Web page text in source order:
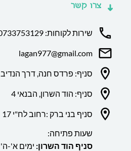
צרו קשר
שירות לקוחות: 0733753129
lagan977@gmail.com
סניף: פרדס חנה, דרך הנדיב 89
סניף: הוד השרון, הבנאי 4
סניף בני ברק :רחוב לח"י 17
שעות פתיחה:
סניף הוד השרון: